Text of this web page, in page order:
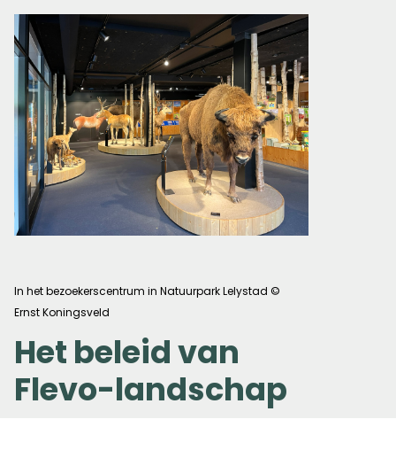
In het bezoekerscentrum in Natuurpark Lelystad ©
Ernst Koningsveld
Het beleid van
Flevo-landschap